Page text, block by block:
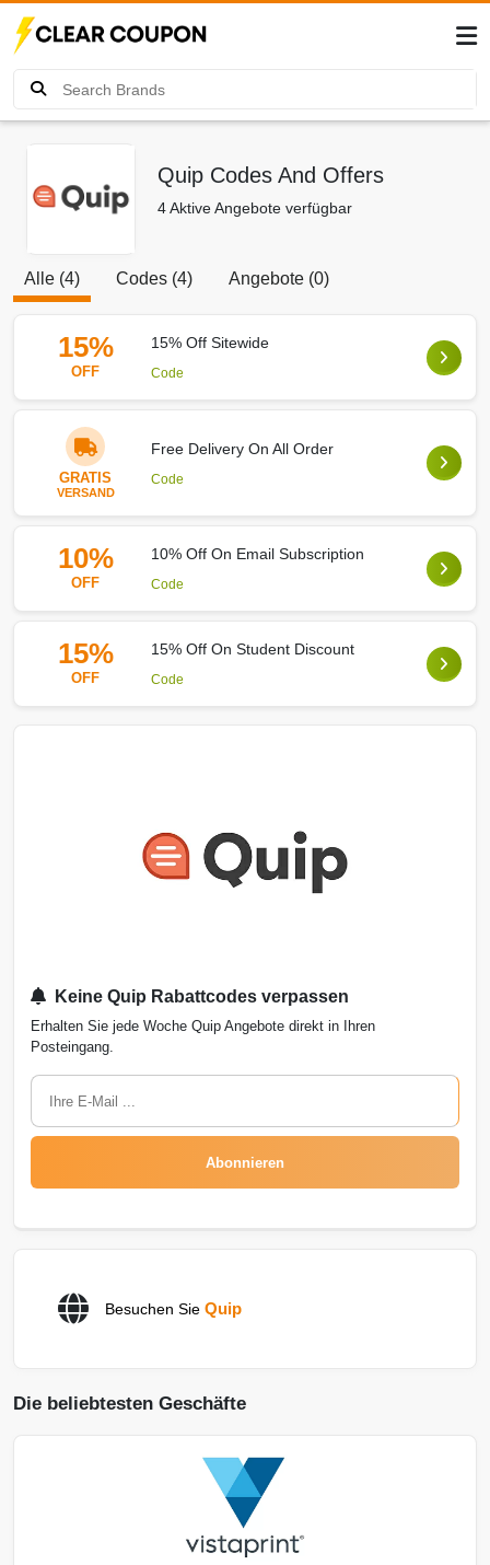
Quip Codes And Offers
4 Aktive Angebote verfügbar
Alle (4) Codes (4) Angebote (0)
15%
OFF
15% Off Sitewide
Code
GRATIS
VERSAND
Free Delivery On All Order
Code
10%
OFF
10% Off On Email Subscription
Code
15%
OFF
15% Off On Student Discount
Code
Keine Quip Rabattcodes verpassen
Erhalten Sie jede Woche Quip Angebote direkt in Ihren
Posteingang.
Abonnieren
Besuchen Sie Quip
Die beliebtesten Geschäfte